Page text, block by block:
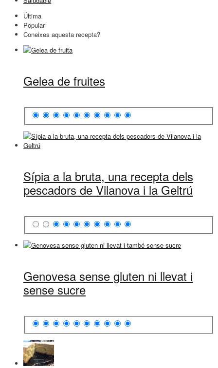
Última
Popular
Coneixes aquesta recepta?
Gelea de fruites
Sípia a la bruta, una recepta dels
pescadors de Vilanova i la Geltrú
Genovesa sense gluten ni llevat i
sense sucre